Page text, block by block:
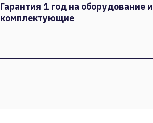
Гарантия 1 год на оборудование и
комплектующие